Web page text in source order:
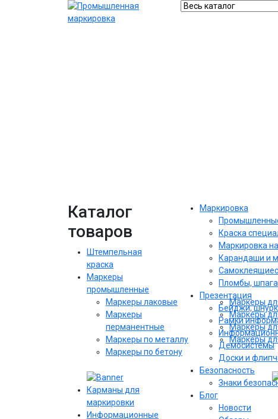
Каталог
товаров
Штемпельная
краска
Маркеры
промышленные
Маркеры лаковые
Маркеры
перманентные
Маркеры по металлу
Маркеры по бетону
Маркеры
Маркеры
Маркеры
Маркеры
Карманы для
маркировки
Информационные
Маркировка
Краска
Маркировка
Карандаши и
Пломбы,
Презентация
Бейджи,
Рамки
Демосистемы
Доски и
Безопасность
Знаки
Блог
Новости